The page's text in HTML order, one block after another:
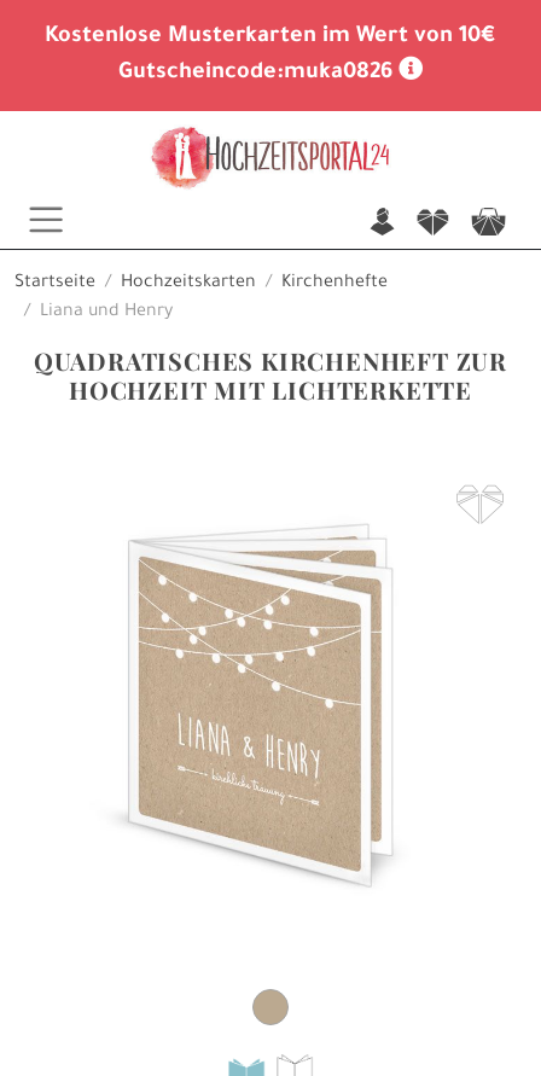
Kostenlose Musterkarten im Wert von 10€
Gutscheincode:muka0826
n f c
Startseite Hochzeitskarten
Kirchenhefte
Liana und Henry
QUADRATISCHES KIRCHENHEFT ZUR
HOCHZEIT MIT LICHTERKETTE
F